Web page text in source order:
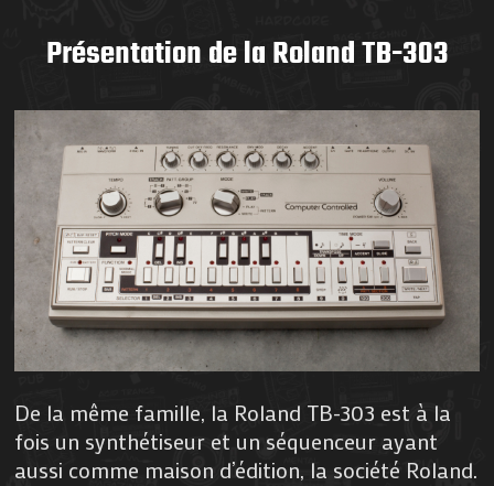
Présentation de la Roland TB-303
De la même famille, la Roland TB-303 est à la
fois un synthétiseur et un séquenceur ayant
aussi comme maison d’édition, la société Roland.